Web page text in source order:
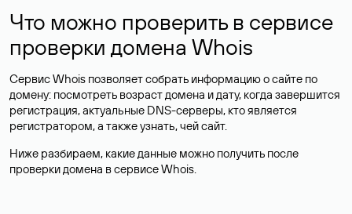
Что можно проверить в сервисе
проверки домена Whois
Сервис Whois позволяет собрать информацию о сайте по
домену: посмотреть возраст домена и дату, когда завершится
регистрация, актуальные DNS-серверы, кто является
регистратором, а также узнать, чей сайт.
Ниже разбираем, какие данные можно получить после
проверки домена в сервисе Whois.